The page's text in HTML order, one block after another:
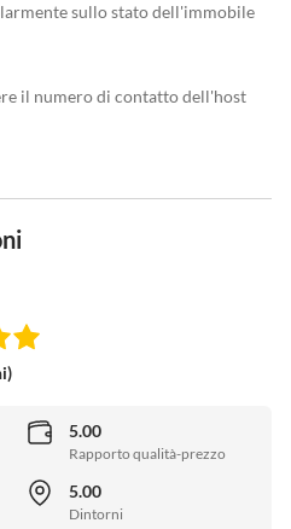
sullo stato dell'immobile
il numero di contatto dell'host
5.00
Rapporto qualità-prezzo
5.00
Dintorni